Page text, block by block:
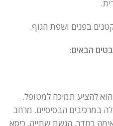
קטנים בפנים ושפת הגוף.
הבאים:
להציע תמיכה למטופל.
במרכיבים הבסיסיים. מרחב
בחדר, הגשת שתייה, כיסא